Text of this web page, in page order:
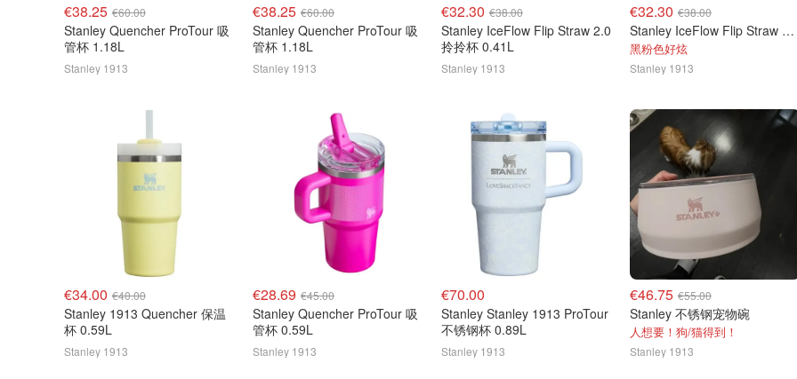
€38.25 €60.00
Stanley Quencher ProTour 吸
管杯 1.18L
Stanley 1913
€38.25 €60.00
Stanley Quencher ProTour 吸
管杯 1.18L
Stanley 1913
€32.30 €38.00
Stanley IceFlow Flip Straw 2.0
拎拎杯 0.41L
Stanley 1913
€32.30 €38.00
Stanley IceFlow Flip Straw 2.0 随行杯 0.41L
黑粉色好炫
Stanley 1913
€34.00 €40.00
Stanley 1913 Quencher 保温
杯 0.59L
Stanley 1913
€28.69 €45.00
Stanley Quencher ProTour 吸
管杯 0.59L
Stanley 1913
€70.00
Stanley Stanley 1913 ProTour
不锈钢杯 0.89L
Stanley 1913
€46.75 €55.00
Stanley 不锈钢宠物碗
人想要！狗/猫得到！
Stanley 1913